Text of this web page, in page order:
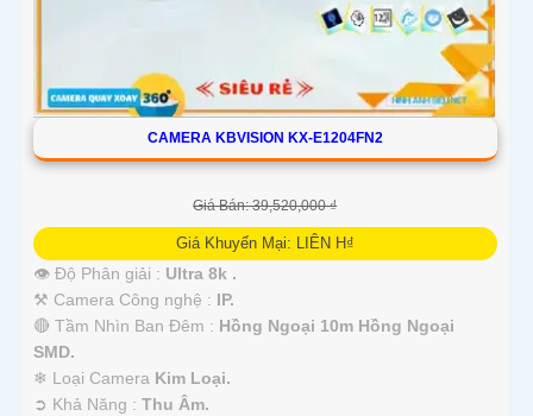
CAMERA KBVISION KX-E1204FN2
Giá Bán: 39,520,000 ₫
Giá Khuyến Mại: LIÊN H₫
👁 Độ Phân giải : Ultra 8k .
⚒ Camera Công nghệ : IP.
🔴 Tầm Nhìn Ban Đêm : Hồng Ngoại 10m Hồng Ngoại
SMD.
❄ Loại Camera Kim Loại.
️➲ Khả Năng : Thu Âm.